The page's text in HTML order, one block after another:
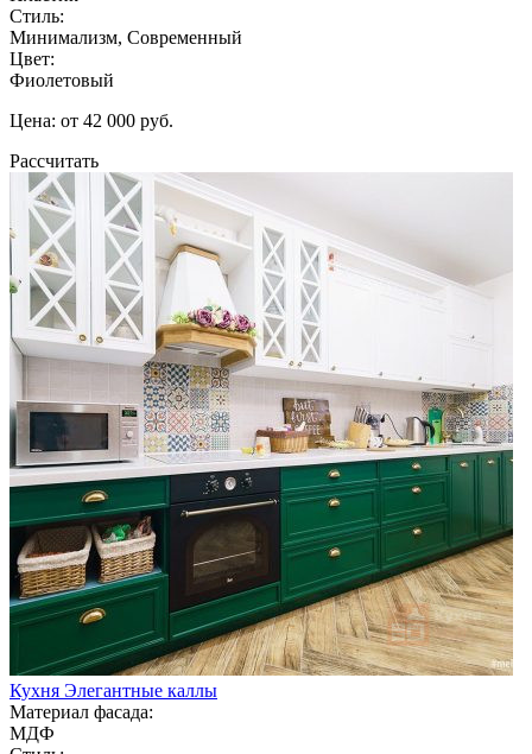
Стиль:
Минимализм, Современный
Цвет:
Фиолетовый
Цена: от 42 000 руб.
Рассчитать
Кухня Элегантные каллы
Материал фасада:
МДФ